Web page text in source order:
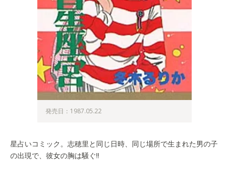
発売日：1987.05.22
星占いコミック。志穂里と同じ日時、同じ場所で生まれた男の子
の出現で、彼女の胸は騒ぐ!!